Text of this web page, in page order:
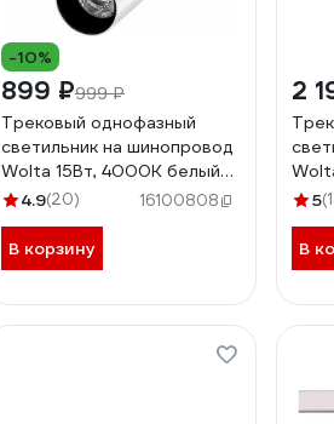
-10%
899 ₽999 ₽
Трековый однофазный
светильник на шинопровод
Wolta 15Вт, 4000К белый
WTL-15W/01W
4.9(20) 16100808
В корзину
2
5
В